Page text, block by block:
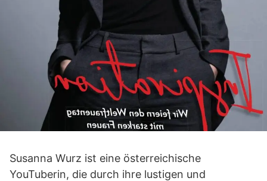
Susanna Wurz ist eine österreichische
YouTuberin, die durch ihre lustigen und